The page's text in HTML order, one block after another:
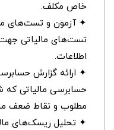
خاص مکلف.
✦ آزمون و تست‌های
تست‌های مالیاتی
اطلاعات.
✦ ارائه گزارش
حسابرسی مالیاتی که
مطلوب و نقاط ضعف
✦ تحلیل ریسک‌های